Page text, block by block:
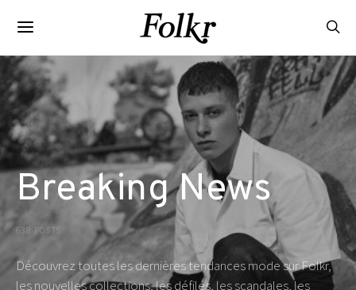
Breaking News
638 POSTS
Découvrez toutes les dernières tendances mode sur Folkr,
les nouvelles collections, les défilés, les scandales, les